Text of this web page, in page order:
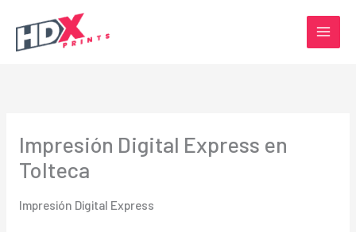
contenido
Impresión Digital Express en
Tolteca
Impresión Digital Express